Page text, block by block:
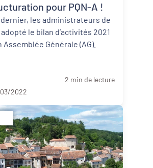
pour PQN-A !
dernier, les administrateurs de
le bilan d’activités 2021
Assemblée Générale (AG).
2 min de lecture
2022